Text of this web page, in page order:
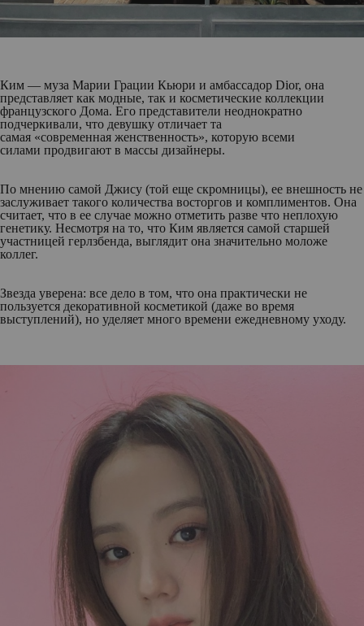
Ким — муза Марии Грации Кьюри и амбассадор Dior, она
представляет как модные, так и косметические коллекции
французского Дома. Его представители неоднократно
подчеркивали, что девушку отличает та
самая «современная женственность», которую всеми
силами продвигают в массы дизайнеры.
По мнению самой Джису (той еще скромницы), ее внешность не
заслуживает такого количества восторгов и комплиментов. Она
считает, что в ее случае можно отметить разве что неплохую
генетику. Несмотря на то, что Ким является самой старшей
участницей герлзбенда, выглядит она значительно моложе
коллег.
Звезда уверена: все дело в том, что она практически не
пользуется декоративной косметикой (даже во время
выступлений), но уделяет много времени ежедневному уходу.